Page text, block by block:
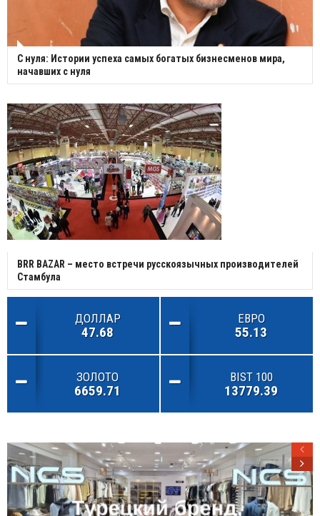
С нуля: Истории успеха самых богатых бизнесменов мира,
начавших с нуля
BRR BAZAR – место встречи русскоязычных производителей
Стамбула
ДОЛЛАР
47.68
ЕВРО
55.13
ЗОЛОТО
6659.71
BIST 100
13779.39